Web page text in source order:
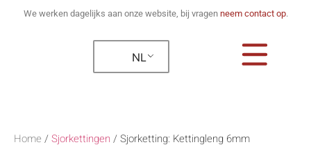
We werken dagelijks aan onze website, bij vragen neem contact op.
NL
Home /Sjorkettingen /Sjorketting: Kettingleng 6mm